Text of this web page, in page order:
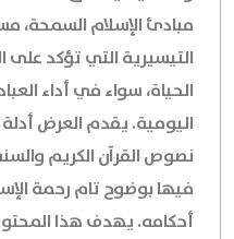
مبادئ الإسلام السمحة،
التيسيرية التي تؤكد على
الحياة، سواء في أداء
اليومية. يقدم العرض
نصوص القرآن الكريم
فيها بوضوح تام رحمة
أحكامه. يهدف هذا